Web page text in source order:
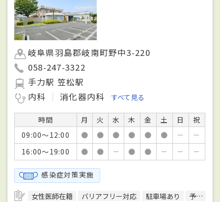
岐阜県羽島郡岐南町野中3-220
058-247-3322
手力駅 笠松駅
内科
消化器内科 すべて見る
時間 月 火 水 木 金 土 日
祝
09:00～12:00
● ● ● ● ● ● －
－
16:00～19:00
● ● － ● ● － － －
感染症対策実施
女性医師在籍 バリアフリー対応 駐車場あり 予約可